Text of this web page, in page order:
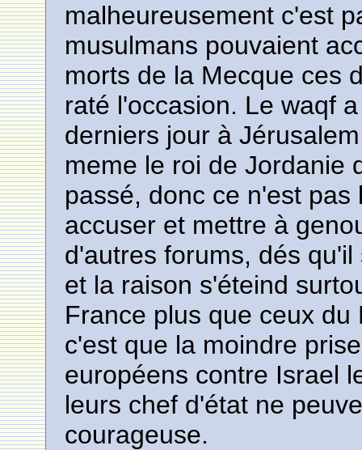
malheureusement c'est
musulmans pouvaient
morts de la Mecque ces
raté l'occasion. Le waqf
derniers jour à
meme le roi de Jordanie
passé, donc ce n'est
accuser et mettre à
d'autres forums, dés
et la raison s'éteind
France plus que ceux
c'est que la moindre
européens contre Israel
leurs chef d'état ne
courageuse.